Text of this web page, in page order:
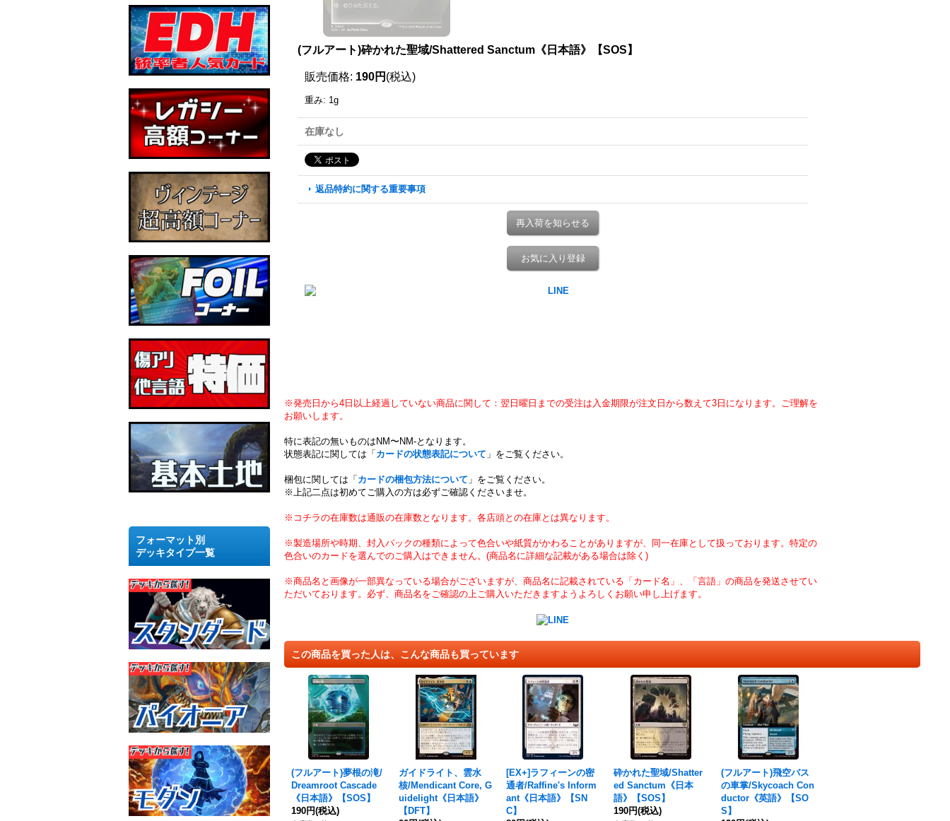
フォーマット別
デッキタイプ一覧
(フルアート)砕かれた聖域/Shattered Sanctum《日本語》【SOS】
販売価格: 190円 (税込)
重み: 1g
在庫なし
返品特約に関する重要事項
再入荷を知らせる
お気に入り登録
※発売日から4日以上経過していない商品に関して：翌日曜日までの受注は入金期限が注文日から数えて3日になります。ご理解を
お願いします。
特に表記の無いものはNM〜NM-となります。
状態表記に関しては「 カードの状態表記について 」をご覧ください。
梱包に関しては「 カードの梱包方法について 」をご覧ください。
※上記二点は初めてご購入の方は必ずご確認くださいませ。
※コチラの在庫数は通販の在庫数となります。各店頭との在庫とは異なります。
※製造場所や時期、封入パックの種類によって色合いや紙質がかわることがありますが、同一在庫として扱っております。特定の
色合いのカードを選んでのご購入はできません。(商品名に詳細な記載がある場合は除く)
※商品名と画像が一部異なっている場合がございますが、商品名に記載されている「カード名」、「言語」の商品を発送させてい
ただいております。必ず、商品名をご確認の上ご購入いただきますようよろしくお願い申し上げます。
この商品を買った人は、こんな商品も買っています
(フルアート)夢根の滝/
Dreamroot Cascade
《日本語》【SOS】
190円(税込)
ガイドライト、雲水
核/Mendicant Core, G
uidelight《日本語》
【DFT】
[EX+]ラフィーンの密
通者/Raffine's Inform
ant《日本語》【SN
C】
砕かれた聖域/Shatter
ed Sanctum《日本
語》【SOS】
190円(税込)
(フルアート)飛空バス
の車掌/Skycoach Con
ductor《英語》【SO
S】